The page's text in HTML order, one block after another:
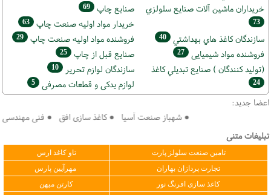
خریداران ماشين آلات صنايع سلولزي
73
صنايع چاپ 69
خريدار مواد اوليه صنعت چاپ 63
سازندگان كاغذ هاي بهداشتي 40 فروشنده مواد اوليه صنعت چاپ 29
فروشنده مواد شیمیایی 27 صنايع قبل از چاپ 25
(تولید كنندگان ) صنايع تبديلي كاغذ
24
سازندگان لوازم تحریر 10
لوازم یدکی و قطعات مصرفی 5
اعضا جدید:
● شهباز صنعت آسیا ● کاغذ سازی افق ● فنی مهندسی
تبلیغات متنی
تامین صنعت سلولز پارت
تاو کاغذ ارس
تجارت پردازان بهاران
مهرآیین پارس
کاغذ سازی افرنگ نور
کارتن میهن